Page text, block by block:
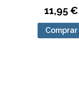
11,95 €
Comprar